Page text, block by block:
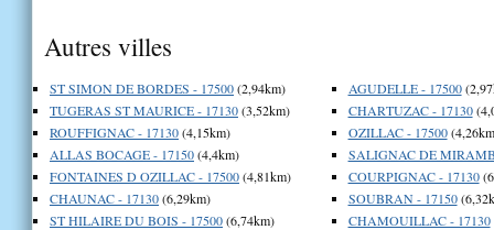
Autres villes
ST SIMON DE BORDES - 17500(2,94km)
TUGERAS ST MAURICE - 17130(3,52km)
ROUFFIGNAC - 17130(4,15km)
ALLAS BOCAGE - 17150(4,4km)
FONTAINES D OZILLAC - 17500(4,81km)
CHAUNAC - 17130(6,29km)
ST HILAIRE DU BOIS - 17500(6,74km)
AGUDELLE - 17500
CHARTUZAC - 17130
OZILLAC - 17500
SALIGNAC DE
COURPIGNAC - 17130
SOUBRAN - 17150
CHAMOUILLAC - 17130